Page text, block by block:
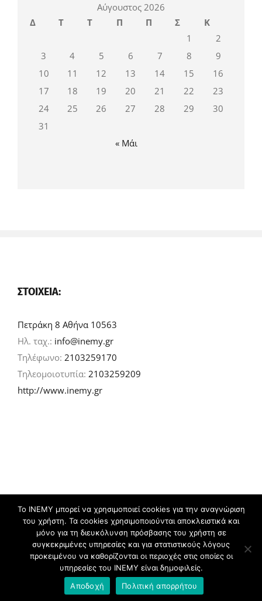
Αύγουστος 2026
Δ
Τ Τ Π Π Σ
Κ
1
2
3
4 5 6 7 8
9
10
11 12 13 14 15
16
17
18 19 20 21 22
23
24
25 26 27 28 29
30
31
« Μάι
ΣΤΟΙΧΕΊΑ:
Πετράκη 8 Αθήνα 10563
Ηλ. ταχ.: info@inemy.gr
Τηλέφωνο: 2103259170
Τηλεομοιοτυπία: 2103259209
http://www.inemy.gr
©2026 IN.EM.Y | Σχεδιασμός & ανάπτυξη:
FacebookTwitter YouTubeFlickr
Το ΙΝΕΜΥ μπορεί να χρησιμοποιεί cookies για την αναγνώριση
του χρήστη. Τα cookies χρησιμοποιούνται αποκλειστικά και
μόνο για τη διευκόλυνση πρόσβασης του χρήστη σε
συγκεκριμένες υπηρεσίες και για στατιστικούς λόγους
προκειμένου να καθορίζονται οι περιοχές στις οποίες οι
υπηρεσίες του ΙΝΕΜΥ είναι δημοφιλείς.
Αποδοχή
Πολιτική απορρήτου